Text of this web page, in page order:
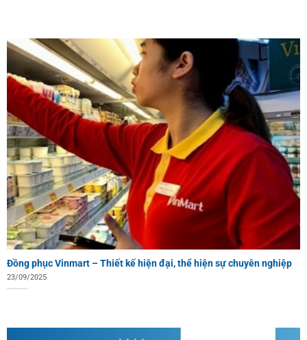
Đồng phục Vinmart – Thiết kế hiện đại, thể hiện sự chuyên nghiệp
23/09/2025